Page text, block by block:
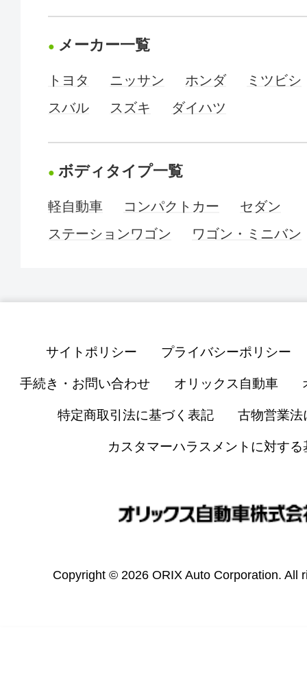
メーカー一覧
トヨタ ニッサン ホンダ
ミツビシ
スバル
スズキ ダイハツ
ボディタイプ一覧
軽自動車 コンパクトカー
セダン
ステーションワゴン
ワゴン・ミニバン
サイトポリシー プライバシーポリシー
手続き・お問い合わせ オリックス自動車
特定商取引法に基づく表記 古物営業法
カスタマーハラスメントに対する
Copyright © 2026 ORIX Auto Corporation. All